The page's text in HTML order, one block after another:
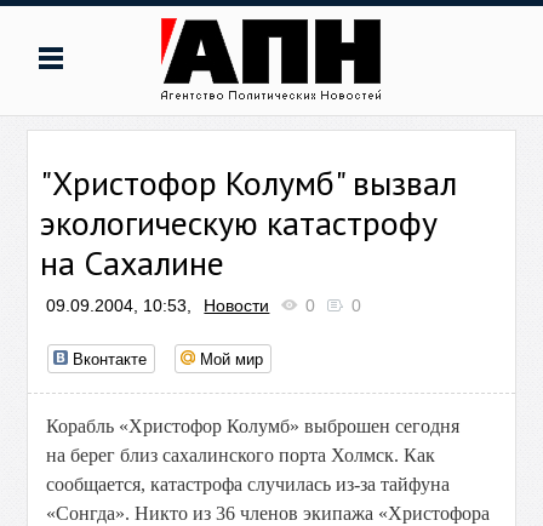
"Христофор Колумб" вызвал
экологическую катастрофу
на Сахалине
09.09.2004, 10:53, Новости 0 0
Вконтакте Мой мир
Корабль «Христофор Колумб» выброшен сегодня
на берег близ сахалинского порта Холмск. Как
сообщается, катастрофа случилась из-за тайфуна
«Сонгда». Никто из 36 членов экипажа «Христофора